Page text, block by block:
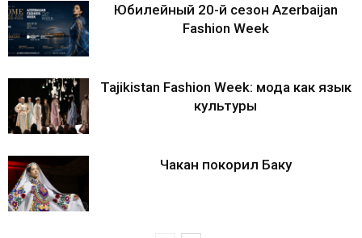
Юбилейный 20-й сезон Azerbaijan
Fashion Week
Tajikistan Fashion Week: мода как язык
культуры
Чакан покорил Баку